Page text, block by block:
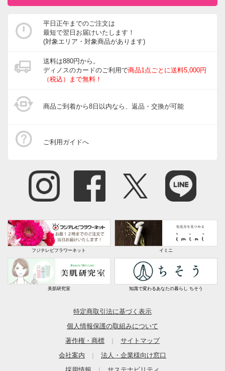
平日正午までのご注文は
最短で翌日お届けいたします！
(対象エリア・対象商品があります)
送料は880円から。
ディノスのカードのご利用で商品1点ごとに送料5,000円
（税込）まで無料！
商品ご到着から8日以内なら、返品・交換が可能
ご利用ガイドへ
フジテレビフラワーネット イミニ
美肌研究室 知識で変わるあなたの暮らし ちそう
特定商取引法に基づく表示
個人情報保護の取組みについて
著作権・商標
サイトマップ
会社案内
法人・企業様向け窓口